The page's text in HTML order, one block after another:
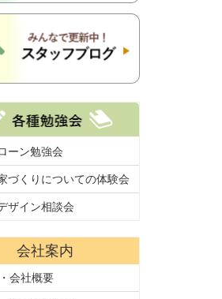
ーン勉強会
づくりについての体験会
ザイン相談会
会社案内
・会社概要